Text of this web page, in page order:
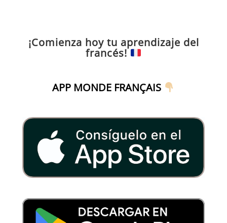
¡Comienza hoy tu aprendizaje del
francés!
APP MONDE FRANÇAIS